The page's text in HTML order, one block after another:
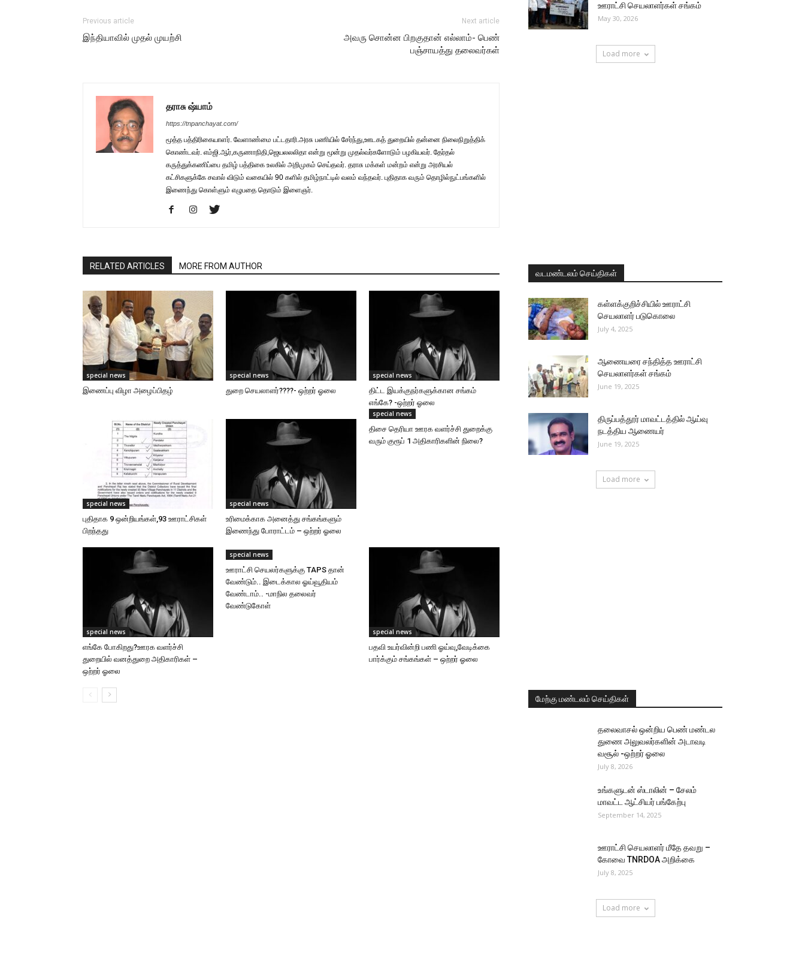
Previous article
இந்தியாவில் முதல் முயற்சி
Next article
அவரு சொன்ன பிறகுதான் எல்லாம்- பெண்
பஞ்சாயத்து தலைவர்கள்
தராசு ஷ்யாம்
https://tnpanchayat.com/
மூத்த பத்திரிகையாளர். வேளாண்மை பட்டதாரி.அரசு பணியில் சேர்ந்து,ஊடகத் துறையில் தன்னை நிலைநிறுத்திக்
கொண்டவர். எம்ஜி.ஆர்,கருணாநிதி,ஜெயலலலிதா என்று மூன்று முதல்வர்களோடும் பழகியவர். தேர்தல்
கருத்துக்கணிப்பை தமிழ் பத்திகை உலகில் அறிமுகம் செய்தவர். தராசு மக்கள் மன்றம் என்று அரசியல்
கட்சிகளுக்கே சவால் விடும் வகையில் 90 களில் தமிழ்நாட்டில் வலம் வந்தவர். புதிதாக வரும் தொழில்நுட்பங்களில்
இணைந்து கொள்ளும் எழுபதை தொடும் இளைஞர்.
RELATED ARTICLES MORE FROM AUTHOR
special news
இணைப்பு விழா அழைப்பிதழ்
special news
துறை செயலாளர்????- ஒற்றர் ஓலை
special news
திட்ட இயக்குநர்களுக்கான சங்கம்
எங்கே? -ஒற்றர் ஓலை
special news
புதிதாக 9 ஒன்றியங்கள்,93 ஊராட்சிகள்
பிறந்தது
special news
உரிமைக்காக அனைத்து சங்கங்களும்
இணைந்து போராட்டம் – ஒற்றர் ஓலை
special news
திசை தெரியா ஊரக வளர்ச்சி துறைக்கு
வரும் குரூப் 1 அதிகாரிகளின் நிலை?
special news
எங்கே போகிறது?ஊரக வளர்ச்சி
துறையில் வனத்துறை அதிகாரிகள் –
ஒற்றர் ஓலை
special news
ஊராட்சி செயலர்களுக்கு TAPS தான்
வேண்டும்.. இடைக்கால ஓய்வூதியம்
வேண்டாம்.. -மாநில தலைவர்
வேண்டுகோள்
special news
பதவி உயர்வின்றி பணி ஓய்வு,வேடிக்கை
பார்க்கும் சங்கங்கள் – ஒற்றர் ஓலை
ஊராட்சி செயலாளர்கள் சங்கம்
May 30, 2026
Load more
வடமண்டலம் செய்திகள்
கள்ளக்குறிச்சியில் ஊராட்சி
செயலாளர் படுகொலை
July 4, 2025
ஆணையரை சந்தித்த ஊராட்சி
செயலாளர்கள் சங்கம்
June 19, 2025
திருப்பத்தூர் மாவட்டத்தில் ஆய்வு
நடத்திய ஆணையர்
June 19, 2025
Load more
மேற்கு மண்டலம் செய்திகள்
தலைவாசல் ஒன்றிய பெண் மண்டல
துணை அலுவலர்களின் அடாவடி
வசூல் -ஒற்றர் ஓலை
July 8, 2026
உங்களுடன் ஸ்டாலின் – சேலம்
மாவட்ட ஆட்சியர் பங்கேற்பு
September 14, 2025
ஊராட்சி செயலாளர் மீதே தவறு –
கோவை TNRDOA அறிக்கை
July 8, 2025
Load more